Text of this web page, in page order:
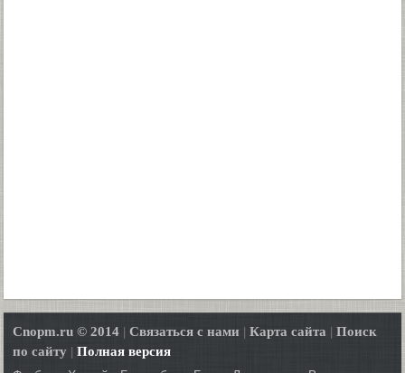
Cnopm.ru © 2014 | Связаться с нами | Карта сайта | Поиск
по сайту | Полная версия